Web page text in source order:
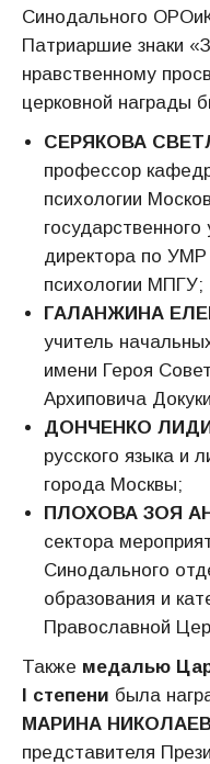
Синодального
Патриаршие знаки
нравственному
церковной награды
СЕРЯКОВА
профессор
психологии
директора по УМР
психологии МПГУ;
ГАЛАНЖИНА
учитель
имени Героя
Архиповича
ДОНЧЕНКО
русского языка и
города Москвы;
ПЛОХОВА ЗОЯ
сектора
Синодального
образования и
Православной
Также медалью
I степени была
МАРИНА
представителя